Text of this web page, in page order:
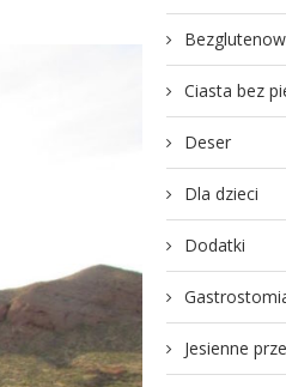
Ciasta bez
Deser
Dla dzieci
Dodatki
Jesienne